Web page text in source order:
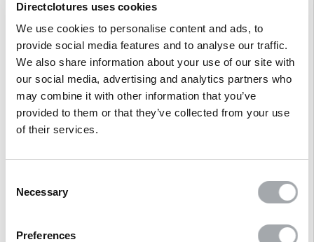
Directclotures uses cookies
We use cookies to personalise content and ads, to
provide social media features and to analyse our traffic.
We also share information about your use of our site with
our social media, advertising and analytics partners who
may combine it with other information that you’ve
provided to them or that they’ve collected from your use
of their services.
Selection
Necessary
Preferences
Le délai de livraison des accessoires pour portails coulissants
dépend de la disponibilité du produit chez Betafence. Nous vous
invitons à nous consulter si votre besoin est urgent, afin que nous
délai.
Dessin Betafence VSP 4110